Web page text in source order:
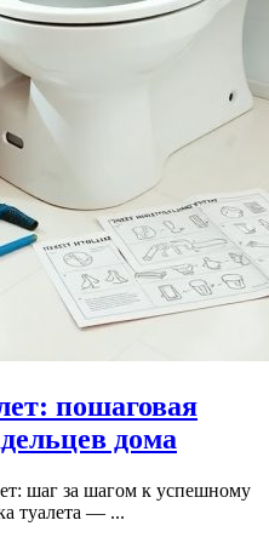
пошаговая
дома
шаг за шагом к успешному
туалета — ...